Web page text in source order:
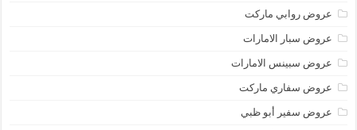
عروض روابي ماركت
عروض سبار الامارات
عروض سبينس الامارات
عروض سفاري ماركت
عروض سفير أبو ظبي